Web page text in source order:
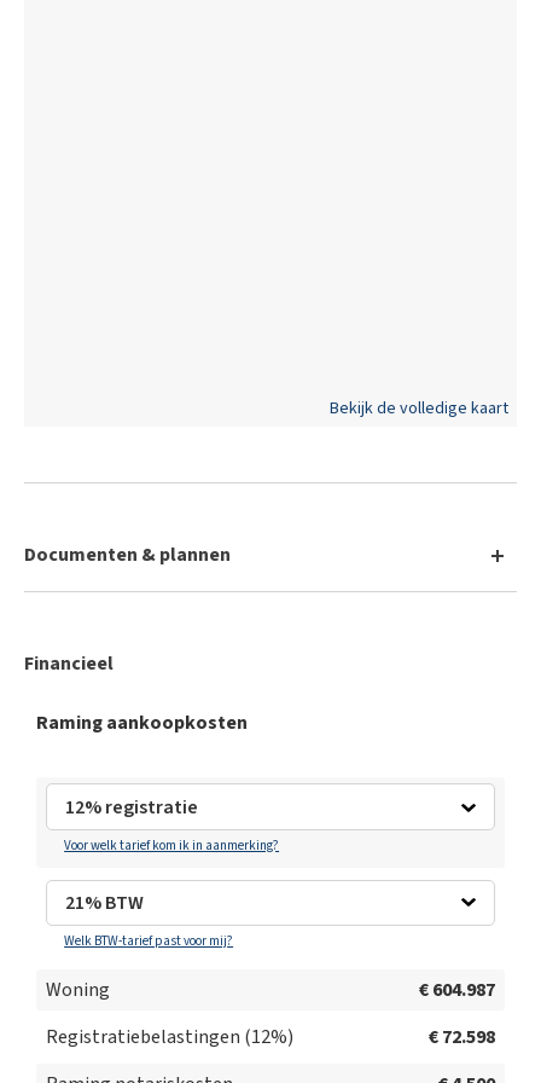
Bekijk de volledige kaart
Documenten & plannen
Financieel
Raming aankoopkosten
Voor welk tarief kom ik in aanmerking?
Welk BTW-tarief past voor mij?
Woning
€ 604.987
Registratiebelastingen (12%)
€ 72.598